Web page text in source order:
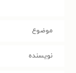
موضوع
نویسنده